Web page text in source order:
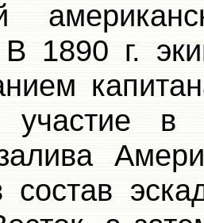
В 1890 г.
участие в
состав